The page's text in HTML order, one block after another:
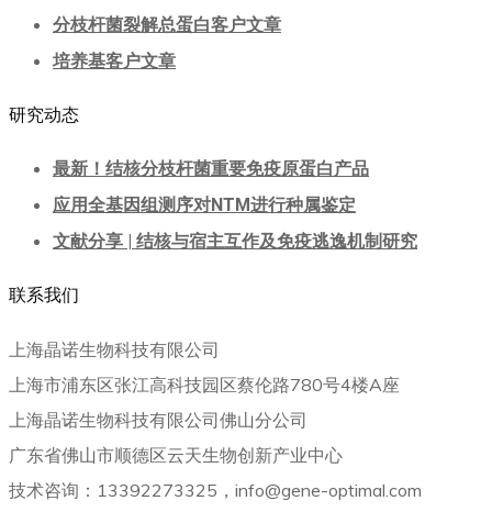
分枝杆菌裂解总蛋白客户文章
培养基客户文章
研究动态
最新！结核分枝杆菌重要免疫原蛋白产品
应用全基因组测序对NTM进行种属鉴定
文献分享 | 结核与宿主互作及免疫逃逸机制研究
联系我们
上海晶诺生物科技有限公司
上海市浦东区张江高科技园区蔡伦路780号4楼A座
上海晶诺生物科技有限公司佛山分公司
广东省佛山市顺德区云天生物创新产业中心
技术咨询：13392273325，info@gene-optimal.com